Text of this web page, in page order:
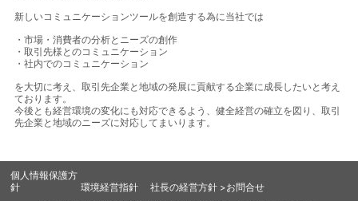
新しいコミュニケーションツールを創造する為に当社では
・市場・消費者の分析とニーズの創作
・取引先様とのコミュニケーション
・社内でのコミュニケーション
を大切に考え、取引先企業と地域の発展に貢献する企業に成長したいと考え
ております。
今後とも経営環境の変化にも対応できるよう、健全経営の確立を図り、取引
先企業と地域のニーズに対応してまいります。
個人情報保護方
針
環境経営指針 社長の経営方針 >お問合せ